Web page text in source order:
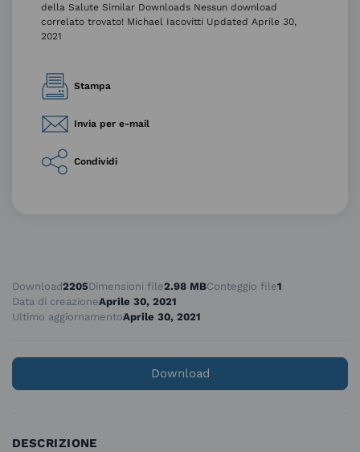
della Salute Similar Downloads Nessun download
correlato trovato! Michael Iacovitti Updated Aprile 30,
2021
Stampa
Invia per e-mail
Condividi
Download2205Dimensioni file2.98 MBConteggio file1
Data di creazioneAprile 30, 2021
Ultimo aggiornamentoAprile 30, 2021
Download
DESCRIZIONE